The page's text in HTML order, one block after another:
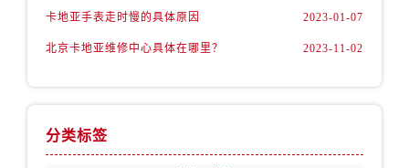
卡地亚手表走时慢的具体原因 2023-01-07
北京卡地亚维修中心具体在哪里？ 2023-11-02
分类标签